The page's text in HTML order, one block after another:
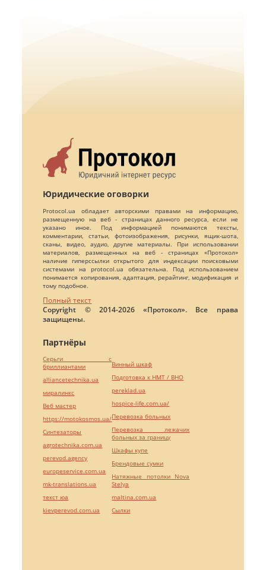
Юридические оговорки
Protocol.ua обладает авторскими правами на информацию,
размещенную на веб - страницах данного ресурса, если не
указано иное. Под информацией понимаются тексты,
комментарии, статьи, фотоизображения, рисунки, ящик-шота,
сканы, видео, аудио, другие материалы. При использовании
материалов, размещенных на веб - страницах «Протокол»
наличие гиперссылки открытого для индексации поисковыми
системами на protocol.ua обязательна. Под использованием
понимается копирования, адаптация, рерайтинг, модификация и
тому подобное.
Полный текст
Copyright © 2014-2026 «Протокол». Все права
защищены.
Партнёры
Серьги с
бриллиантами
alliancetechnika.ua
миралинкс
Веб мастер
https://motokosmos.ua/
Синтезаторы
agrotechnika.com.ua
perevod.agency
europeservice.com.ua
mk-translations.ua
текст юа
kievperevod.com.ua
Винный шкаф
Подготовка к НМТ / ВНО
pereklad.ua
hospice-life.com.ua/
Перевозка больных
Перевозка лежачих
больных за границу
Шкафы купе
Брендовые сумки
Натяжные потолки Nova
Stelya
maltina.com.ua
Cылки